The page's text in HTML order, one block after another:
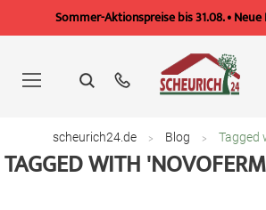
Sommer-Aktionspreise bis 31.08. • Neue
springen
scheurich24.de Blog Tagged
TAGGED WITH